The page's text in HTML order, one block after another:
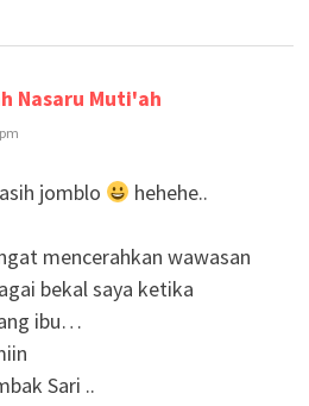
Nasaru Muti'ah
jomblo
hehehe..
mencerahkan wawasan
bekal saya ketika
ibu…
Sari ..